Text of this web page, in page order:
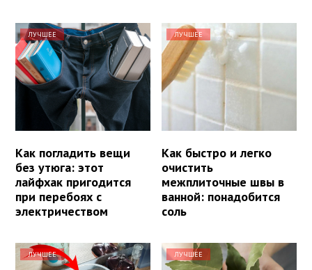
ЛУЧШЕЕ
Как погладить вещи
без утюга: этот
лайфхак пригодится
при перебоях с
электричеством
ЛУЧШЕЕ
Как быстро и легко
очистить
межплиточные швы в
ванной: понадобится
соль
ЛУЧШЕЕ ЛУЧШЕЕ